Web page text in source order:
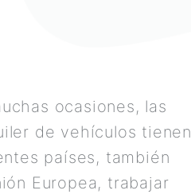
ocasiones, las
de vehículos tienen
países, también
Europea, trabajar